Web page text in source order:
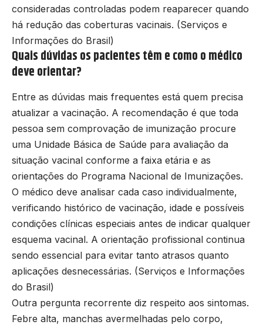
consideradas controladas podem reaparecer quando
há redução das coberturas vacinais. (Serviços e
Informações do Brasil)
Quais dúvidas os pacientes têm e como o médico
deve orientar?
Entre as dúvidas mais frequentes está quem precisa
atualizar a vacinação. A recomendação é que toda
pessoa sem comprovação de imunização procure
uma Unidade Básica de Saúde para avaliação da
situação vacinal conforme a faixa etária e as
orientações do Programa Nacional de Imunizações.
O médico deve analisar cada caso individualmente,
verificando histórico de vacinação, idade e possíveis
condições clínicas especiais antes de indicar qualquer
esquema vacinal. A orientação profissional continua
sendo essencial para evitar tanto atrasos quanto
aplicações desnecessárias. (Serviços e Informações
do Brasil)
Outra pergunta recorrente diz respeito aos sintomas.
Febre alta, manchas avermelhadas pelo corpo,